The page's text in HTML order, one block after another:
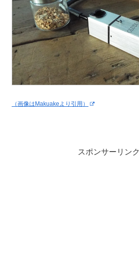
（画像はMakuakeより引用）
スポンサーリンク